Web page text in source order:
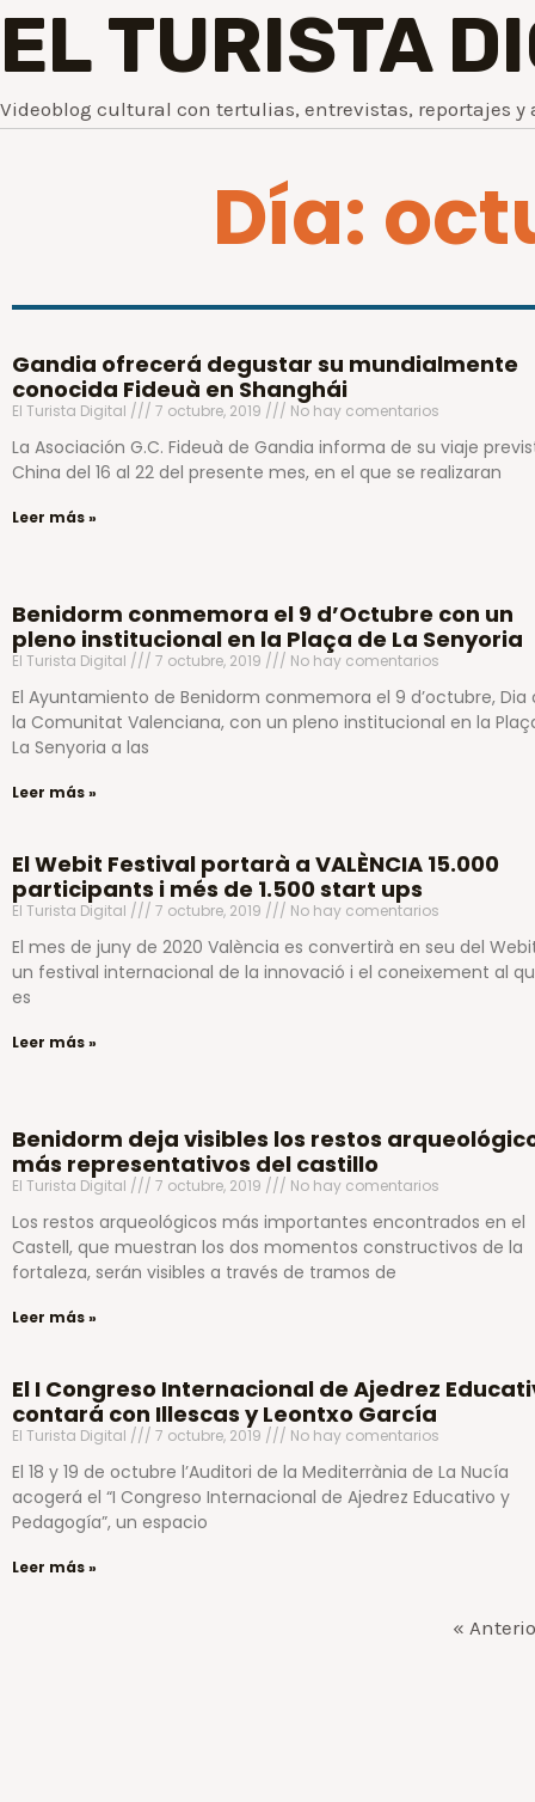
EL TURISTA
Videoblog cultural con tertulias, entrevistas, reportajes y
Día:
Gandia ofrecerá degustar su mundialmente
conocida Fideuà en Shanghái
El Turista Digital 7 octubre, 2019 No hay comentarios
La Asociación G.C. Fideuà de Gandia informa de su viaje
China del 16 al 22 del presente mes, en el que se realizaran
Leer más »
Benidorm conmemora el 9 d’Octubre con un
pleno institucional en la Plaça de La Senyoria
El Turista Digital 7 octubre, 2019 No hay comentarios
El Ayuntamiento de Benidorm conmemora el 9 d’octubre, Dia
la Comunitat Valenciana, con un pleno institucional en la
La Senyoria a las
Leer más »
El Webit Festival portarà a VALÈNCIA 15.000
participants i més de 1.500 start ups
El Turista Digital 7 octubre, 2019 No hay comentarios
El mes de juny de 2020 València es convertirà en seu del
un festival internacional de la innovació i el coneixement al
es
Leer más »
Benidorm deja visibles los restos
más representativos del castillo
El Turista Digital 7 octubre, 2019 No hay comentarios
Los restos arqueológicos más importantes encontrados en el
Castell, que muestran los dos momentos constructivos de la
fortaleza, serán visibles a través de tramos de
Leer más »
El I Congreso Internacional de Ajedrez
contará con Illescas y Leontxo García
El Turista Digital 7 octubre, 2019 No hay comentarios
El 18 y 19 de octubre l’Auditori de la Mediterrània de La Nucía
acogerá el “I Congreso Internacional de Ajedrez Educativo y
Pedagogía”, un espacio
Leer más »
«